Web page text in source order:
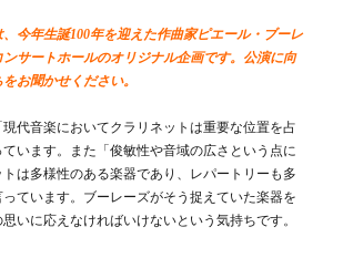
年生誕100年を迎えた作曲家ピエール・ブーレ
ンサートホールのオリジナル企画です。公演に向
お聞かせください。
代音楽においてクラリネットは重要な位置を占
います。また「俊敏性や音域の広さという点に
は多様性のある楽器であり、レパートリーも多
ています。ブーレーズがそう捉えていた楽器を
いに応えなければいけないという気持ちです。